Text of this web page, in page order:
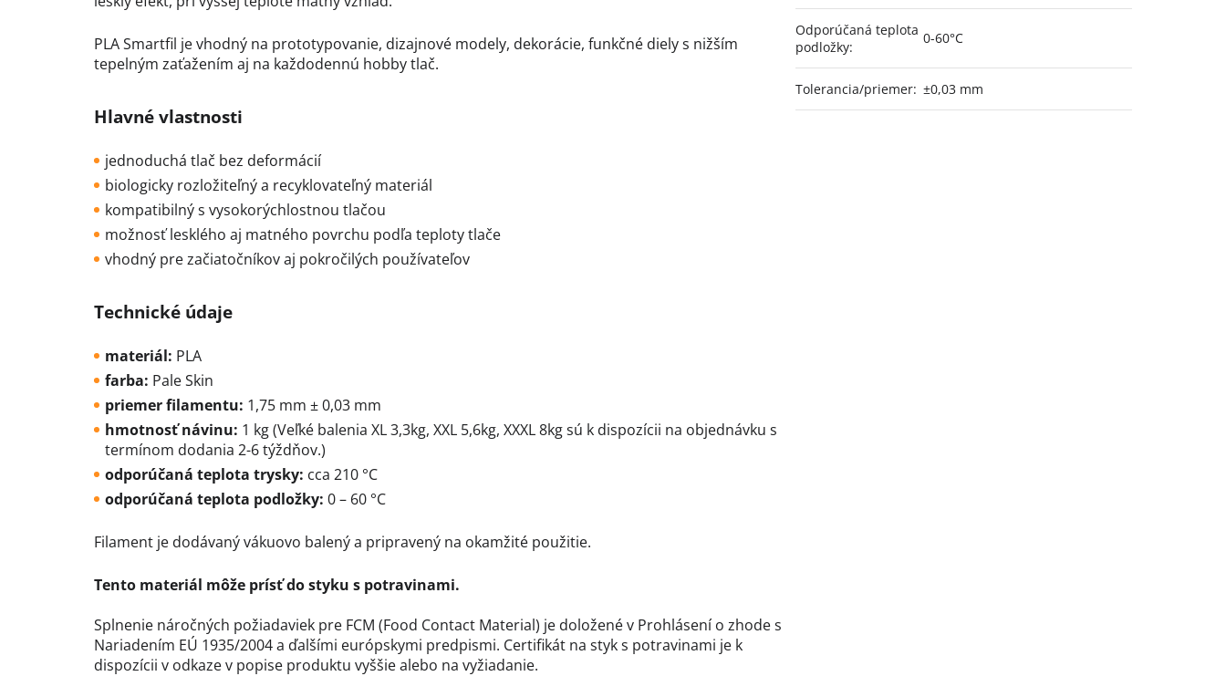
PLA Smartfil je vhodný na prototypovanie, dizajnové modely, dekorácie, funkčné diely s nižším
tepelným zaťažením aj na každodennú hobby tlač.
Hlavné vlastnosti
jednoduchá tlač bez deformácií
biologicky rozložiteľný a recyklovateľný materiál
kompatibilný s vysokorýchlostnou tlačou
možnosť lesklého aj matného povrchu podľa teploty tlače
vhodný pre začiatočníkov aj pokročilých používateľov
Technické údaje
materiál: PLA
farba: Pale Skin
priemer filamentu: 1,75 mm ± 0,03 mm
hmotnosť návinu: 1 kg (Veľké balenia XL 3,3kg, XXL 5,6kg, XXXL 8kg sú k dispozícii na objednávku s
termínom dodania 2-6 týždňov.)
odporúčaná teplota trysky: cca 210 °C
odporúčaná teplota podložky: 0 – 60 °C
Filament je dodávaný vákuovo balený a pripravený na okamžité použitie.
Tento materiál môže prísť do styku s potravinami.
Splnenie náročných požiadaviek pre FCM (Food Contact Material) je doložené v Prohlásení o zhode s
Nariadením EÚ 1935/2004 a ďalšími európskymi predpismi. Certifikát na styk s potravinami je k
dispozícii v odkaze v popise produktu vyššie alebo na vyžiadanie.
Odporúčaná teplota
podložky:
0-60°C
Tolerancia/priemer: ±0,03 mm